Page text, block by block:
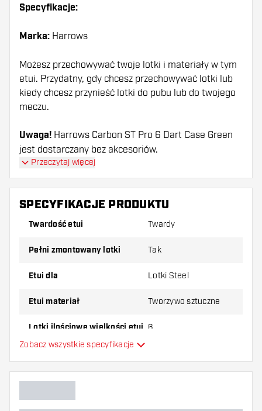
Specyfikacje:
Marka: Harrows
Możesz przechowywać twoje lotki i materiały w tym
etui. Przydatny, gdy chcesz przechowywać lotki lub
kiedy chcesz przynieść lotki do pubu lub do twojego
meczu.
Uwaga! Harrows Carbon ST Pro 6 Dart Case Green
jest dostarczany bez akcesoriów.
Przeczytaj więcej
SPECYFIKACJE PRODUKTU
Twardość etui Twardy
pełni zmontowany lotki Tak
Etui dla Lotki Steel
Etui materiał Tworzywo sztuczne
Lotki ilościowe wielkości etui 6
Zobacz wszystkie specyfikacje